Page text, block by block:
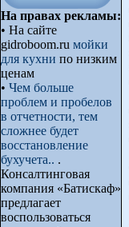
На правах рекламы:
• На сайте
gidroboom.ru мойки
для кухни по низким
ценам
• Чем больше
проблем и пробелов
в отчетности, тем
сложнее будет
восстановление
бухучета.. .
Консалтинговая
компания «Батискаф»
предлагает
воспользоваться